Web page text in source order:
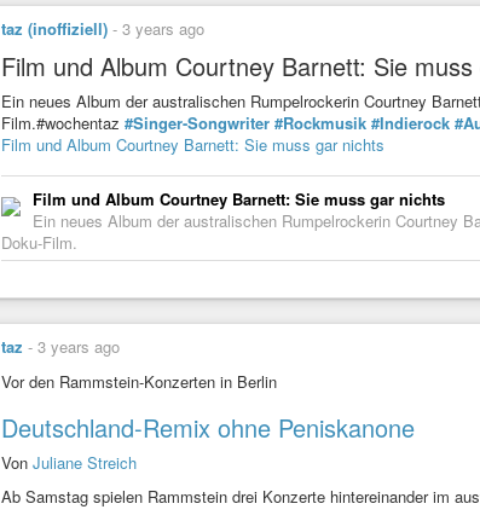
1973 ZZ Top : La Grange
1974 Queen : Now I’m here
1974 Supertramp : School
1974 UFO : Doctor Doctor
1975 Bruce Springsteen : Thunder Road
1975 Hoelderlin : Schwebebahn
1975 Led Zeppelin : Kashmir
1975 Queen : Bohemian Rhapsody
1975 Tina Turner : Whole Lotta Love
1976 Alan Parsons Project : The Raven
1976 David Bowie : Station to Station
1976 Ramones : Blitzkrieg Bop
1977 Iggy Pop : The Passenger
1977 Supermaxx : Lovemachine
1977 The Clash : White Riot
1978 Black Sabbath : Hard Road
taz (inoffiziell) - 3 years ago
Film und Album Courtney Barnett: Sie
Ein neues Album der australischen Rumpelrockerin Courtney
Film.#wochentaz #Singer-Songwriter #Rockmusik #Indierock
Film und Album Courtney Barnett: Sie muss gar nichts
Film und Album Courtney Barnett: Sie muss gar nichts
Ein neues Album der australischen Rumpelrockerin Courtney
Doku-Film.
taz - 3 years ago
Vor den Rammstein-Konzerten in Berlin
Deutschland-Remix ohne Peniskanone
Von Juliane Streich
Ab Samstag spielen Rammstein drei Konzerte hintereinander im